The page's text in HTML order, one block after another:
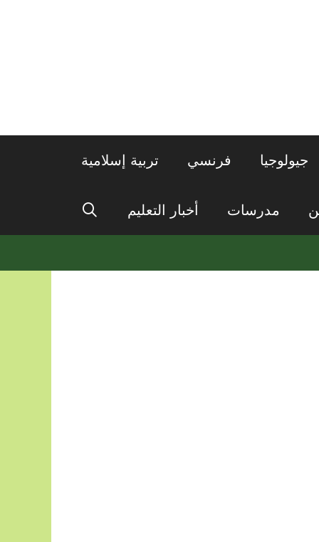
جيولوجيا فرنسي تربية إسلامية
مدرسات أخبار التعليم